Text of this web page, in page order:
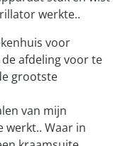
werkte..
voor
afdeling voor te
grootste
van mijn
werkt.. Waar in